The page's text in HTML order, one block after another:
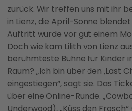
zurück. Wir treffen uns mit ihr
in Lienz, die April-Sonne
Auftritt wurde vor gut einem
Doch wie kam Lilith von Lienz
berühmteste Bühne für Kinder
Raum? „Ich bin über den ‚Last
eingestiegen“, sagt sie. Das
über eine Online-Runde.
Underwood), „Küss den